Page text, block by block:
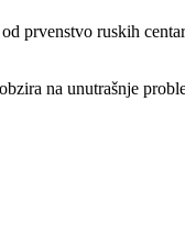
prvenstvo ruskih
na unutrašnje